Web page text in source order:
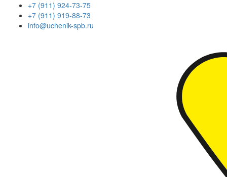
+7 (911) 924-73-75
+7 (911) 919-88-73
info@uchenik-spb.ru